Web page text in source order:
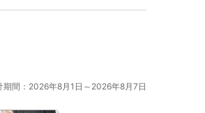
物語
期間：2026年8月1日～2026年8月7日